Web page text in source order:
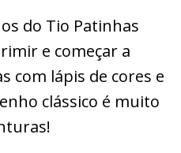
do Tio Patinhas
e começar a
com lápis de cores e
clássico é muito